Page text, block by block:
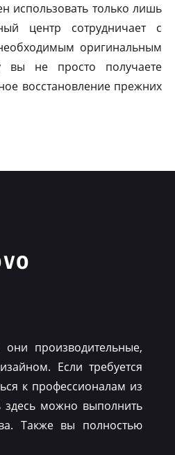
использовать только лишь
центр сотрудничает с
оригинальным
вы не просто получаете
восстановление прежних
производительные,
Если требуется
к профессионалам из
здесь можно выполнить
Также вы полностью